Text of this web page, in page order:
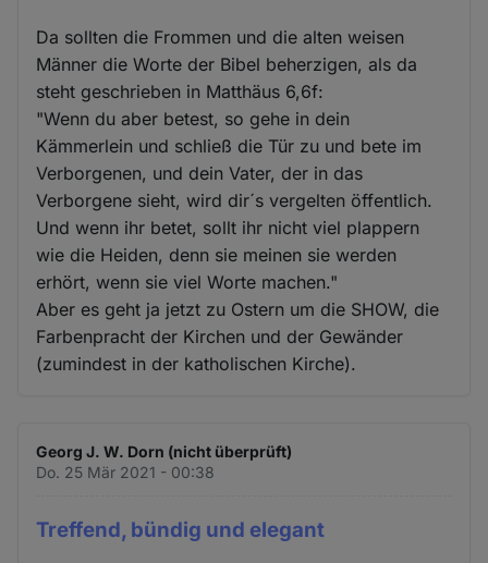
Da sollten die Frommen und die alten weisen
Männer die Worte der Bibel beherzigen, als da
steht geschrieben in Matthäus 6,6f:
"Wenn du aber betest, so gehe in dein
Kämmerlein und schließ die Tür zu und bete im
Verborgenen, und dein Vater, der in das
Verborgene sieht, wird dir´s vergelten öffentlich.
Und wenn ihr betet, sollt ihr nicht viel plappern
wie die Heiden, denn sie meinen sie werden
erhört, wenn sie viel Worte machen."
Aber es geht ja jetzt zu Ostern um die SHOW, die
Farbenpracht der Kirchen und der Gewänder
(zumindest in der katholischen Kirche).
Georg J. W. Dorn (nicht überprüft)
Do. 25 Mär 2021 - 00:38
Treffend, bündig und elegant